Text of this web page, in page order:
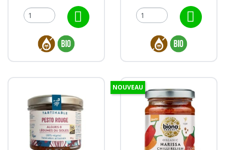
NOUVEAU